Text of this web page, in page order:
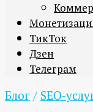
ТикТок
Дзен
Телеграм
Блог / SEO-